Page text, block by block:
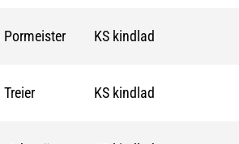
Pormeister KS kindlad
Treier KS kindlad